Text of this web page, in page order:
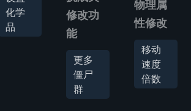
化学
品
修改功
能
更多
僵尸
群
物理属
性修改
移动
速度
倍数